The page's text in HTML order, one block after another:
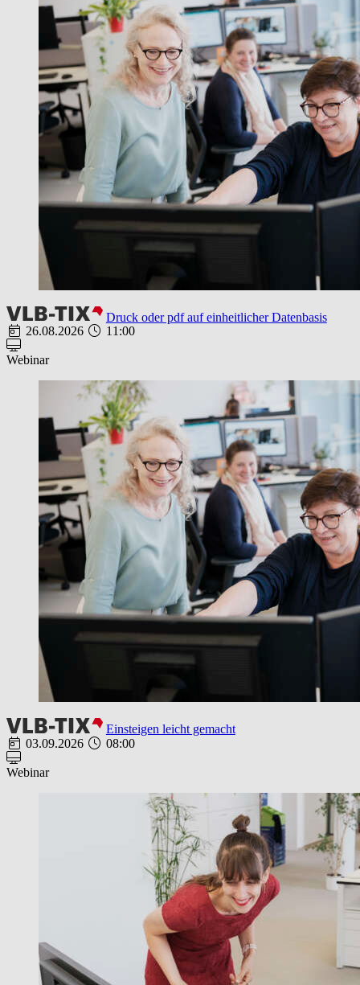
Druck oder pdf auf einheitlicher Datenbasis
26.08.2026
11:00
Webinar
Einsteigen leicht gemacht
03.09.2026
08:00
Webinar